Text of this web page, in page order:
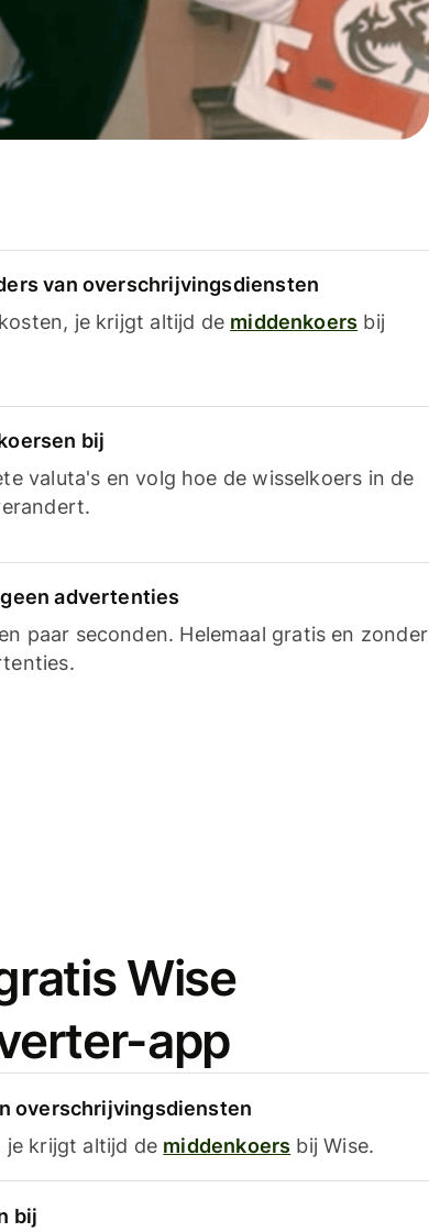
van overschrijvingsdiensten
je krijgt altijd de middenkoers bij
bij
valuta's en volg hoe de wisselkoers in de
advertenties
paar seconden. Helemaal gratis en zonder
Wise
app
overschrijvingsdiensten
je krijgt altijd de middenkoers bij Wise.
bij